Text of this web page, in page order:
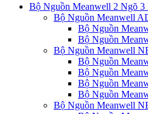
Bộ Nguồn Meanwell 2 Ngõ
Bộ Nguồn Meanwell
Bộ Nguồn
Bộ Nguồn
Bộ Nguồn Meanwell
Bộ Nguồn
Bộ Nguồn
Bộ Nguồn
Bộ Nguồn
Bộ Nguồn Meanwell